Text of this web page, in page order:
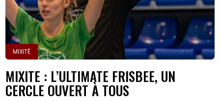
MIXITÉ
MIXITE : L’ULTIMATE FRISBEE, UN
CERCLE OUVERT À TOUS